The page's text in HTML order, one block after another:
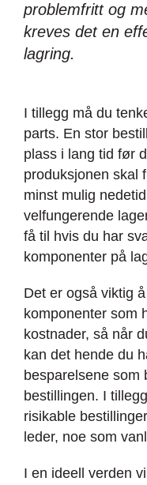
problemfritt og
kreves det en
lagring.
I tillegg må du
parts. En stor
plass i lang tid før
produksjonen skal
minst mulig
velfungerende
få til hvis du har
komponenter på
Det er også viktig
komponenter som
kostnader, så når
kan det hende du
besparelsene som
bestillingen. I
risikable
leder, noe som
I en ideell verden